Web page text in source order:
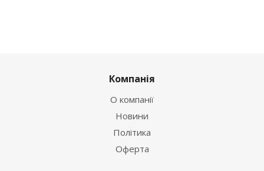
Компанія
О компанії
Новини
Політика
Оферта